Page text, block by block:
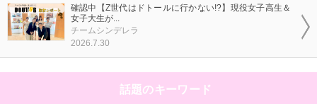
確認中【Z世代はドトールに行かない!?】現役女子高生＆
女子大生が...
チームシンデレラ
2026.7.30
話題のキーワード